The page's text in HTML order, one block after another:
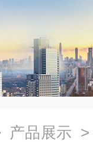
产品展示